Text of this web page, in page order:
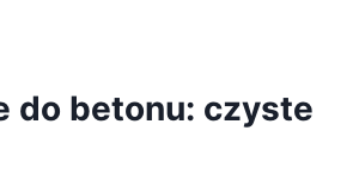
do betonu: czyste